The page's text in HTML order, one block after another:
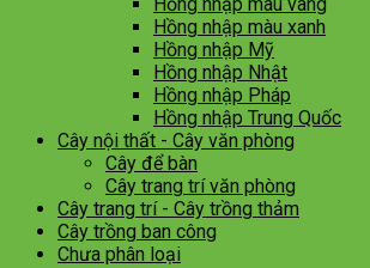
Hồng nhập màu vàng
Hồng nhập màu xanh
Hồng nhập Mỹ
Hồng nhập Nhật
Hồng nhập Pháp
Hồng nhập Trung Quốc
Cây nội thất - Cây văn phòng
Cây để bàn
Cây trang trí văn phòng
Cây trang trí - Cây trồng thảm
Cây trồng ban công
Chưa phân loại